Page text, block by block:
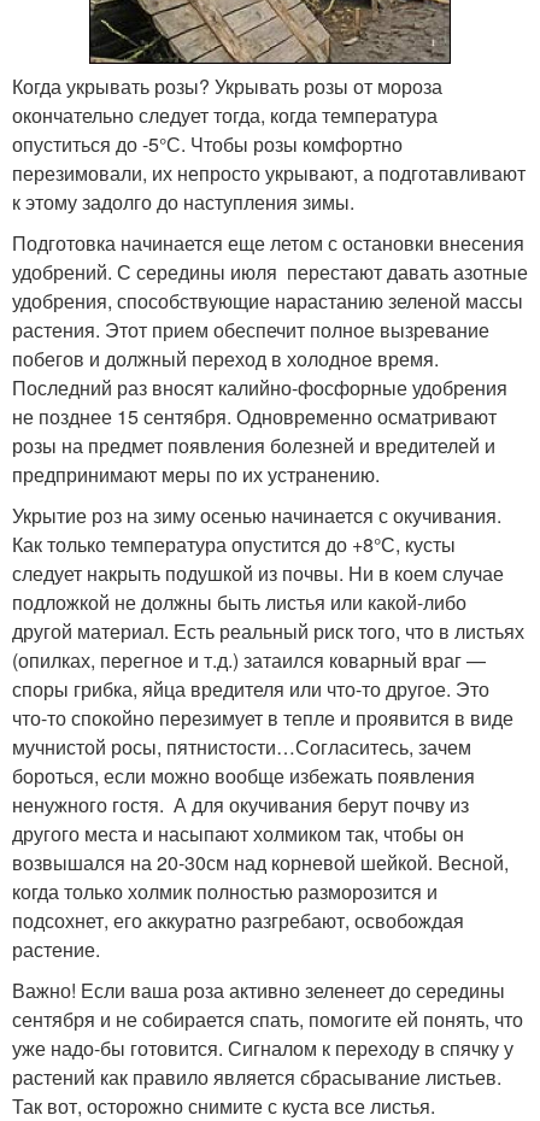
Когда укрывать розы? Укрывать розы от мороза
окончательно следует тогда, когда температура
опуститься до -5°С. Чтобы розы комфортно
перезимовали, их непросто укрывают, а подготавливают
к этому задолго до наступления зимы.
Подготовка начинается еще летом с остановки внесения
удобрений. С середины июля перестают давать азотные
удобрения, способствующие нарастанию зеленой массы
растения. Этот прием обеспечит полное вызревание
побегов и должный переход в холодное время.
Последний раз вносят калийно-фосфорные удобрения
не позднее 15 сентября. Одновременно осматривают
розы на предмет появления болезней и вредителей и
предпринимают меры по их устранению.
Укрытие роз на зиму осенью начинается с окучивания.
Как только температура опустится до +8°С, кусты
следует накрыть подушкой из почвы. Ни в коем случае
подложкой не должны быть листья или какой-либо
другой материал. Есть реальный риск того, что в листьях
(опилках, перегное и т.д.) затаился коварный враг —
споры грибка, яйца вредителя или что-то другое. Это
что-то спокойно перезимует в тепле и проявится в виде
мучнистой росы, пятнистости…Согласитесь, зачем
бороться, если можно вообще избежать появления
ненужного гостя. А для окучивания берут почву из
другого места и насыпают холмиком так, чтобы он
возвышался на 20-30см над корневой шейкой. Весной,
когда только холмик полностью разморозится и
подсохнет, его аккуратно разгребают, освобождая
растение.
Важно! Если ваша роза активно зеленеет до середины
сентября и не собирается спать, помогите ей понять, что
уже надо-бы готовится. Сигналом к переходу в спячку у
растений как правило является сбрасывание листьев.
Так вот, осторожно снимите с куста все листья.